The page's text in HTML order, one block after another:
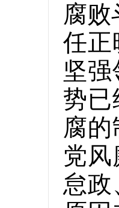
腐败
任正
坚
势
腐
党
怠